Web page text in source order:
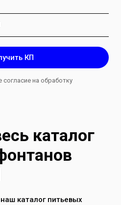
КП
на обработку
каталог
каталог питьевых